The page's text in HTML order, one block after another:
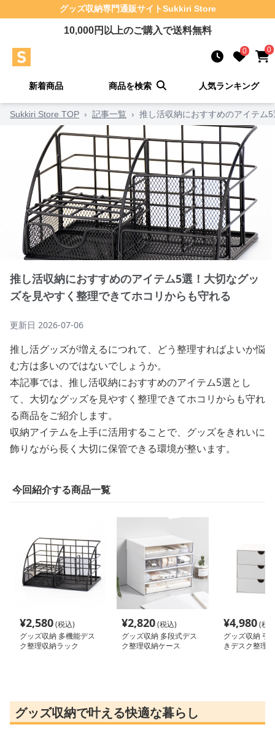
グッズ収納専門通販サイトSukkiri Store
10,000円以上のご購入で送料無料
0 0
新着商品 商品を検索 人気ランキング
Sukkiri Store TOP › 記事一覧 › 推し活収納におすすめのアイテム
推し活収納におすすめのアイテム5選！大切なグッ
ズを見やすく整理できてホコリからも守れる
更新日 2026-07-06
推し活グッズが増えるにつれて、どう整理すればよいか悩
む方は多いのではないでしょうか。
本記事では、推し活収納におすすめのアイテム5選とし
て、大切なグッズを見やすく整理できてホコリからも守れ
る商品をご紹介します。
収納アイテムを上手に活用することで、グッズをきれいに
飾りながら長く大切に保管できる環境が整います。
今回紹介する商品一覧
¥2,580(税込)
グッズ収納 多機能デス
ク整理収納ラック
¥2,820(税込)
グッズ収納 多段式デス
ク整理収納ケース
¥4,980(税
グッズ収納 引
きデスク整理
グッズ収納で叶える快適な暮らし